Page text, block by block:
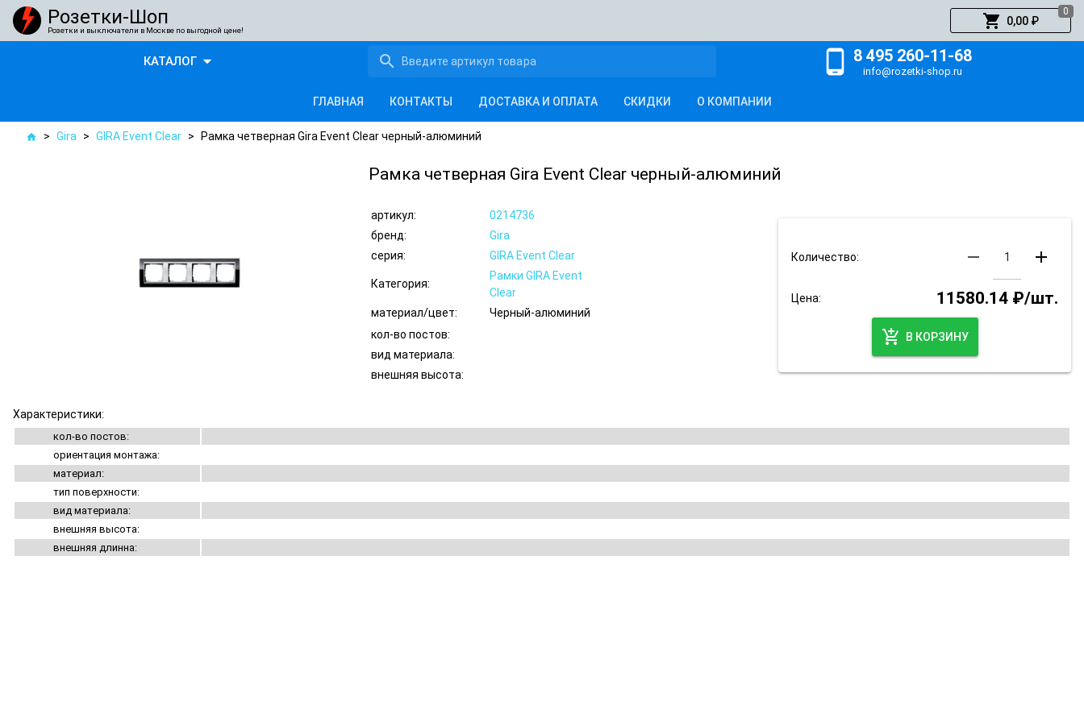
Розетки-Шоп
Розетки и выключатели в Москве по выгодной цене! shopping_cart 0,00 ₽
0
КАТАЛОГarrow_drop_down search phone_android 8 495 260-11-68
info@rozetki-shop.ru
ГЛАВНАЯ КОНТАКТЫ ДОСТАВКА И ОПЛАТА СКИДКИ О КОМПАНИИ
home > Gira > GIRA Event Clear > Рамка четверная Gira Event Clear черный-алюминий
Рамка четверная Gira Event Clear черный-алюминий
артикул:
0214736
бренд:
Gira
серия:
GIRA Event Clear
Категория:
Рамки GIRA Event
Clear
материал/цвет:
Черный-алюминий
кол-во постов:
вид материала:
внешняя высота:
Количество: remove add
Цена:
11580.14 ₽/шт.
add_shopping_cart
В КОРЗИНУ
Характеристики:
кол-во постов:
ориентация монтажа:
материал:
тип поверхности:
вид материала:
внешняя высота:
внешняя длинна: